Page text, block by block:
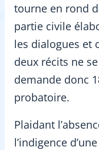
tourne en rond
partie civile
les dialogues et
deux récits ne
demande donc
probatoire.
Plaidant
l’indigence